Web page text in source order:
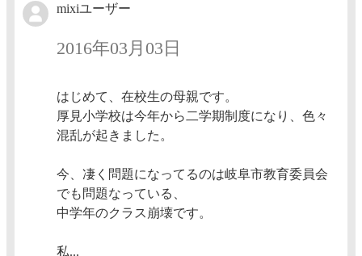
mixiユーザー
2016年03月03日
はじめて、在校生の母親です。
厚見小学校は今年から二学期制度になり、色々
混乱が起きました。
今、凄く問題になってるのは岐阜市教育委員会
でも問題なっている、
中学年のクラス崩壊です。
私...